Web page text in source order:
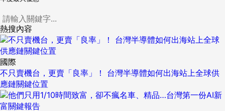
熱搜內容
國際
不只賣機台，更賣「良率」！ 台灣半導體如何出海站上全球供
應鏈關鍵位置